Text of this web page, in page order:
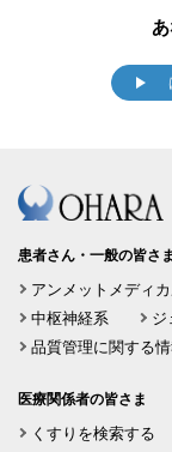
患者さん・一般の皆さま
アンメットメディ
中枢神経系
ジ
品質管理に関する
医療関係者の皆さま
くすりを検索する